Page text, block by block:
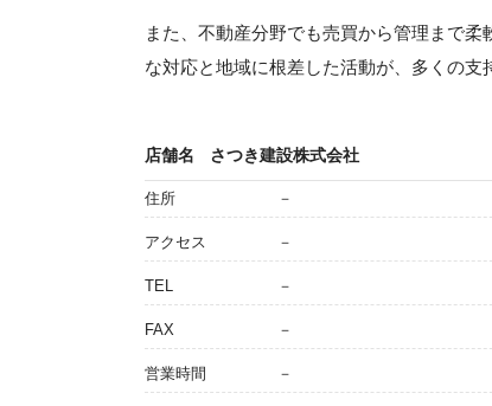
また、不動産分野でも売買から管理まで
な対応と地域に根差した活動が、多くの支
店舗名 さつき建設株式会社
住所 －
アクセス －
TEL －
FAX －
営業時間 －